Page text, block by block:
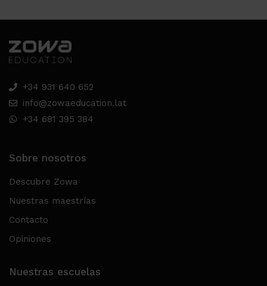
+34 931 640 652
info@zowaeducation.lat
+34 681 395 384
Sobre nosotros
Descubre Zowa
Nuestras maestrías
Contacto
Opiniones
Nuestras escuelas